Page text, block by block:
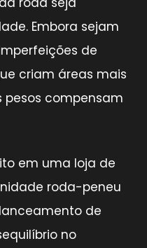
Embora sejam
de
criam áreas mais
pesos compensam
em uma loja de
roda-peneu
de
no